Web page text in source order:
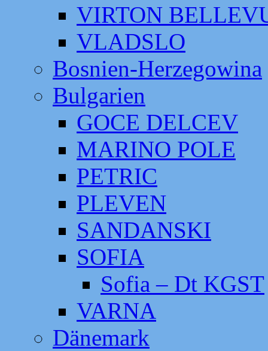
VIRTON
VLADSLO
Bosnien-Herzegowina
Bulgarien
GOCE DELCEV
MARINO POLE
PETRIC
PLEVEN
SANDANSKI
SOFIA
Sofia – Dt KGST
VARNA
Dänemark